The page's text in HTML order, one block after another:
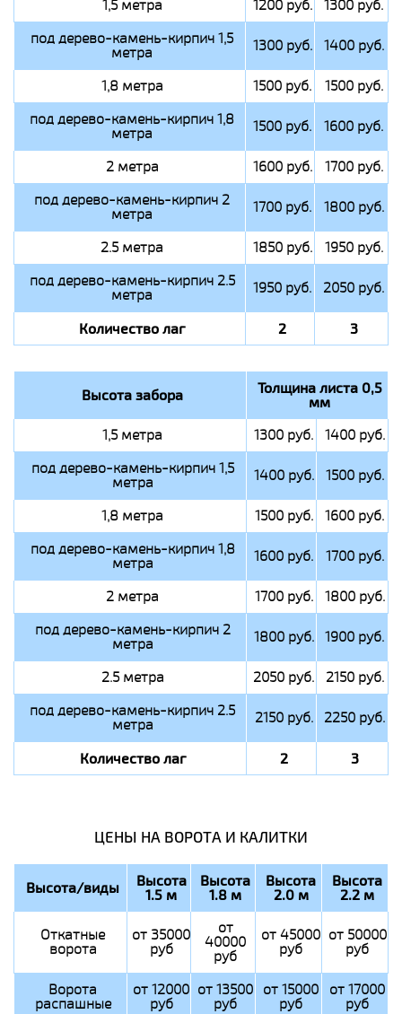
1,5 метра 1200 руб.
1300 руб.
под дерево-камень-кирпич 1,5
метра 1300 руб. 1400 руб.
1,8 метра 1500 руб.
1500 руб.
под дерево-камень-кирпич 1,8
метра 1500 руб. 1600 руб.
2 метра 1600 руб.
1700 руб.
под дерево-камень-кирпич 2
метра 1700 руб. 1800 руб.
2.5 метра 1850 руб.
1950 руб.
под дерево-камень-кирпич 2.5
метра 1950 руб. 2050 руб.
Количество лаг 2 3
Высота забора Толщина листа 0,5
мм
1,5 метра 1300 руб.
1400 руб.
под дерево-камень-кирпич 1,5
метра 1400 руб. 1500 руб.
1,8 метра 1500 руб.
1600 руб.
под дерево-камень-кирпич 1,8
метра 1600 руб. 1700 руб.
2 метра 1700 руб.
1800 руб.
под дерево-камень-кирпич 2
метра 1800 руб. 1900 руб.
2.5 метра 2050 руб.
2150 руб.
под дерево-камень-кирпич 2.5
метра 2150 руб. 2250 руб.
Количество лаг 2 3
ЦЕНЫ НА ВОРОТА И КАЛИТКИ
Высота/виды Высота
1.5 м
Высота
1.8 м
Высота
2.0 м
Высота
2.2 м
Откатные
ворота
от 35000
руб
от
40000
руб
от 45000
руб
от 50000
руб
Ворота
распашные
от 12000
руб
от 13500
руб
от 15000
руб
от 17000
руб